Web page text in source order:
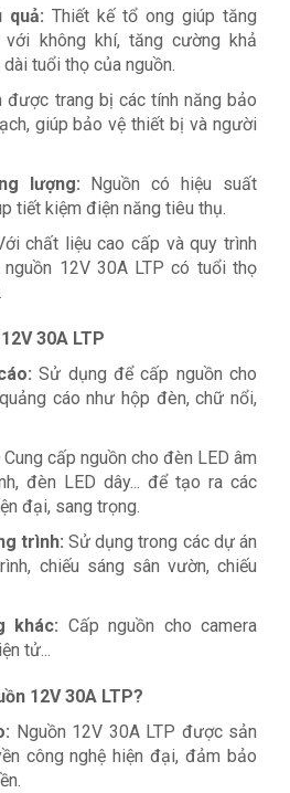
quả: Thiết kế tổ ong giúp tăng
không khí, tăng cường khả
tuổi thọ của nguồn.
được trang bị các tính năng bảo
giúp bảo vệ thiết bị và người
lượng: Nguồn có hiệu suất
tiết kiệm điện năng tiêu thụ.
chất liệu cao cấp và quy trình
12V 30A LTP có tuổi thọ
30A LTP
Sử dụng để cấp nguồn cho
cáo như hộp đèn, chữ nổi,
Cung cấp nguồn cho đèn LED âm
đèn LED dây... để tạo ra các
đại, sang trọng.
trình: Sử dụng trong các dự án
chiếu sáng sân vườn, chiếu
khác: Cấp nguồn cho camera
tử...
12V 30A LTP?
Nguồn 12V 30A LTP được sản
công nghệ hiện đại, đảm bảo